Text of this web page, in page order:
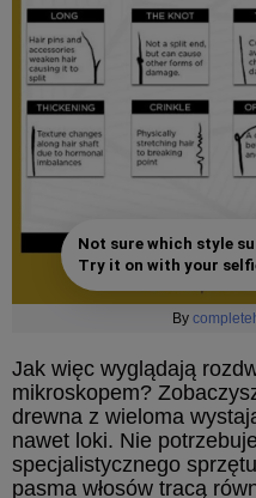
Not sure which style
Try it on with your
By
Jak więc wyglądają
mikroskopem?
drewna z wieloma
nawet loki. Nie
specjalistycznego
pasma włosów tracą